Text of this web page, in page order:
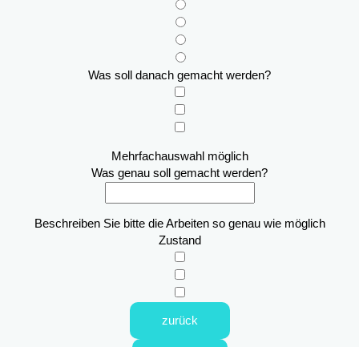
Was soll danach gemacht werden?
Mehrfachauswahl möglich
Was genau soll gemacht werden?
Beschreiben Sie bitte die Arbeiten so genau wie möglich
Zustand
zurück